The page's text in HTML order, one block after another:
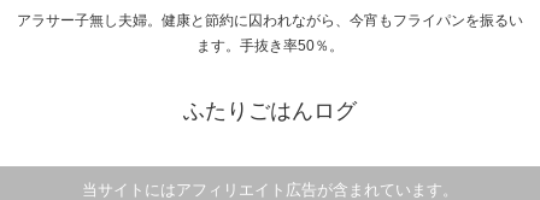
アラサー子無し夫婦。健康と節約に囚われながら、今宵もフライパンを振るい
ます。手抜き率50％。
ふたりごはんログ
当サイトにはアフィリエイト広告が含まれています。